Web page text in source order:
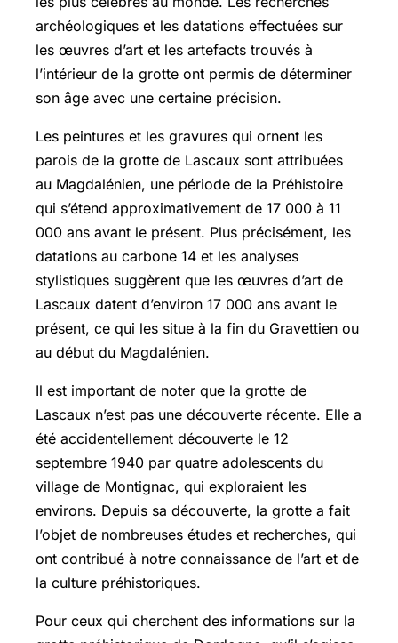
archéologiques et les datations effectuées sur
les œuvres d’art et les artefacts trouvés à
l’intérieur de la grotte ont permis de déterminer
son âge avec une certaine précision.
Les peintures et les gravures qui ornent les
parois de la grotte de Lascaux sont attribuées
au Magdalénien, une période de la Préhistoire
qui s’étend approximativement de 17 000 à 11
000 ans avant le présent. Plus précisément, les
datations au carbone 14 et les analyses
stylistiques suggèrent que les œuvres d’art de
Lascaux datent d’environ 17 000 ans avant le
présent, ce qui les situe à la fin du Gravettien ou
au début du Magdalénien.
Il est important de noter que la grotte de
Lascaux n’est pas une découverte récente. Elle a
été accidentellement découverte le 12
septembre 1940 par quatre adolescents du
village de Montignac, qui exploraient les
environs. Depuis sa découverte, la grotte a fait
l’objet de nombreuses études et recherches, qui
ont contribué à notre connaissance de l’art et de
la culture préhistoriques.
Pour ceux qui cherchent des informations sur la